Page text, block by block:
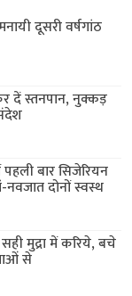
दूसरी वर्षगांठ
स्तनपान, नुक्कड़
बार सिजेरियन
नवजात दोनों स्वस्थ
मुद्रा में करिये, बचे
से